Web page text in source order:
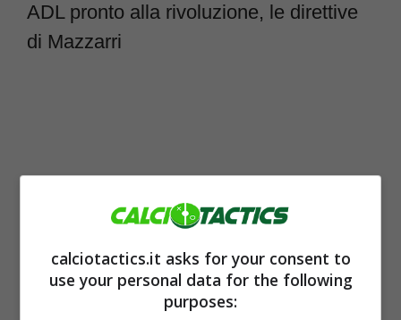
ADL pronto alla rivoluzione, le direttive
di Mazzarri
calciotactics.it asks for your consent to
use your personal data for the following
purposes: